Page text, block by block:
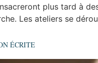
plus tard à
Les ateliers se
ÉCRITE